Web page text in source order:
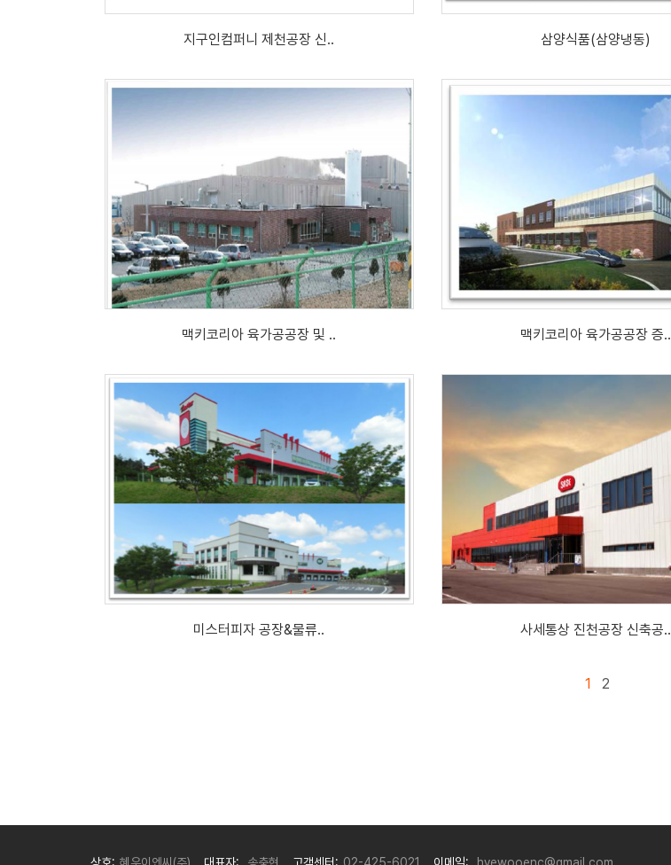
지구인컴퍼니 제천공장 신.. 삼양식품(삼양냉동)
맥키코리아 육가공공장 및 .. 맥키코리아 육가공공장 증..
미스터피자 공장&물류.. 사세통상 진천공장 신축공..
1 2